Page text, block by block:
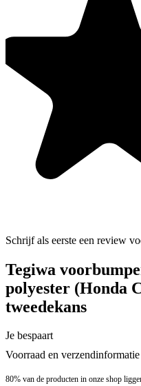
Schrijf als eerste een review
Tegiwa
polyester (Honda
tweedekans
Je bespaart
Voorraad en verzendinformatie
80% van de producten in onze shop